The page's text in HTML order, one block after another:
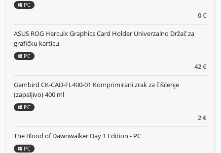
0 €
PC
42 €
ASUS ROG Herculx Graphics Card Holder Univerzalno Držač za
grafičku karticu
PC
2 €
Gembird CK-CAD-FL400-01 Komprimirani zrak za čišćenje
(zapaljivo) 400 ml
PC
The Blood of Dawnwalker Day 1 Edition - PC
PC